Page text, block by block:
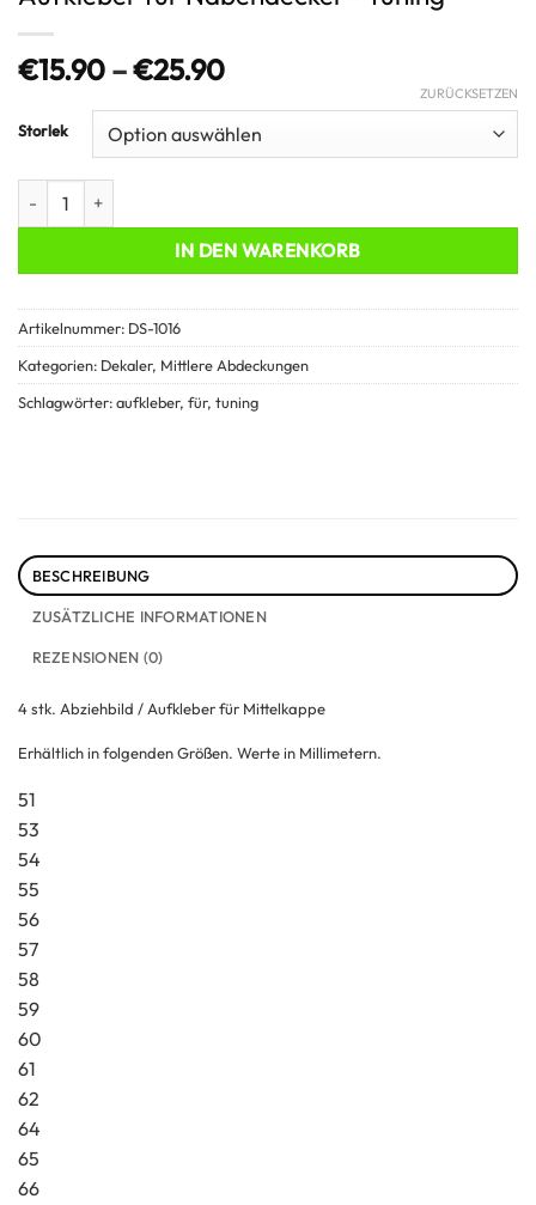
€15.90 –€25.90Preisspanne:
bis
€25.90
Storlek
ZURÜCKSETZEN
Aufkleber für Nabendeckel - Tuning Menge
IN DEN WARENKORB
Artikelnummer: DS-1016
Kategorien: Dekaler, Mittlere Abdeckungen
Schlagwörter:aufkleber, für, tuning
BESCHREIBUNG
ZUSÄTZLICHE INFORMATIONEN
REZENSIONEN (0)
4 stk. Abziehbild / Aufkleber für Mittelkappe
Erhältlich in folgenden Größen. Werte in Millimetern.
51
53
54
55
56
57
58
59
60
61
62
64
65
66